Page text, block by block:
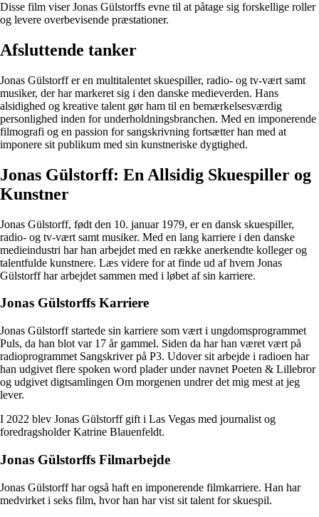
Disse film viser Jonas Gülstorffs evne til at påtage sig forskellige roller
og levere overbevisende præstationer.
Afsluttende tanker
Jonas Gülstorff er en multitalentet skuespiller, radio- og tv-vært samt
musiker, der har markeret sig i den danske medieverden. Hans
alsidighed og kreative talent gør ham til en bemærkelsesværdig
personlighed inden for underholdningsbranchen. Med en imponerende
filmografi og en passion for sangskrivning fortsætter han med at
imponere sit publikum med sin kunstneriske dygtighed.
Jonas Gülstorff: En Allsidig Skuespiller og
Kunstner
Jonas Gülstorff, født den 10. januar 1979, er en dansk skuespiller,
radio- og tv-vært samt musiker. Med en lang karriere i den danske
medieindustri har han arbejdet med en række anerkendte kolleger og
talentfulde kunstnere. Læs videre for at finde ud af hvem Jonas
Gülstorff har arbejdet sammen med i løbet af sin karriere.
Jonas Gülstorffs Karriere
Jonas Gülstorff startede sin karriere som vært i ungdomsprogrammet
Puls, da han blot var 17 år gammel. Siden da har han været vært på
radioprogrammet Sangskriver på P3. Udover sit arbejde i radioen har
han udgivet flere spoken word plader under navnet Poeten & Lillebror
og udgivet digtsamlingen Om morgenen undrer det mig mest at jeg
lever.
I 2022 blev Jonas Gülstorff gift i Las Vegas med journalist og
foredragsholder Katrine Blauenfeldt.
Jonas Gülstorffs Filmarbejde
Jonas Gülstorff har også haft en imponerende filmkarriere. Han har
medvirket i seks film, hvor han har vist sit talent for skuespil.